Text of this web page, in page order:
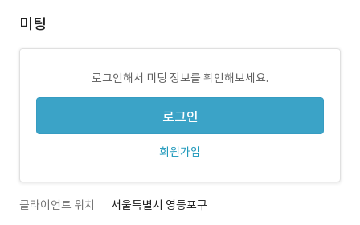
미팅
로그인해서 미팅 정보를 확인해보세요.
로그인
회원가입
클라이언트 위치 서울특별시 영등포구